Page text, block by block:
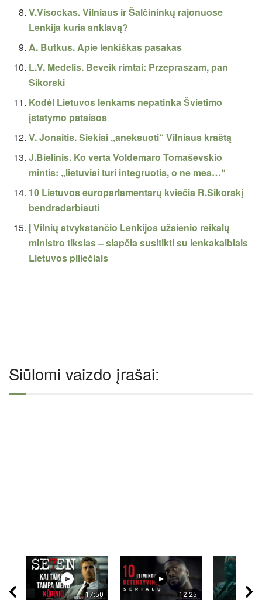
V.Visockas. Vilniaus ir Šalčininkų rajonuose
Lenkija kuria anklavą?
A. Butkus. Apie lenkiškas pasakas
L.V. Medelis. Beveik rimtai: Przepraszam, pan
Sikorski
Kodėl Lietuvos lenkams nepatinka Švietimo
įstatymo pataisos
V. Jonaitis. Siekiai „aneksuoti“ Vilniaus kraštą
J.Bielinis. Ko verta Voldemaro Tomaševskio
mintis: „lietuviai turi integruotis, o ne mes…“
10 Lietuvos europarlamentarų kviečia R.Sikorskį
bendradarbiauti
Į Vilnių atvykstančio Lenkijos užsienio reikalų
ministro tikslas – slapčia susitikti su lenkakalbiais
Lietuvos piliečiais
Siūlomi vaizdo įrašai:
17:50 12:25